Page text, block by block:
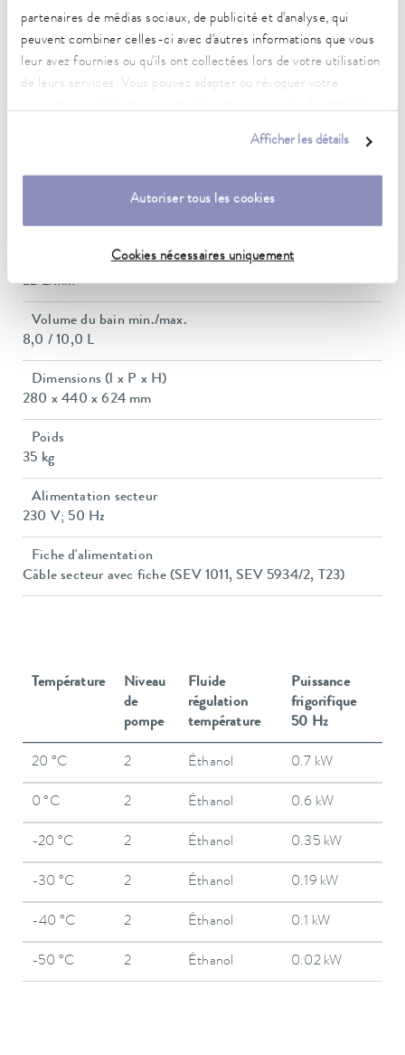
partenaires de médias sociaux, de publicité et d'analyse, qui
peuvent combiner celles-ci avec d'autres informations que vous
leur avez fournies ou qu'ils ont collectées lors de votre utilisation
de leurs services. Vous pouvez adapter ou révoquer votre
Afficher les détails
Autoriser tous les cookies
Cookies nécessaires uniquement
2 kW
Puissance absorbée max.
Pression de refoulement max.
0,6 bar
Pompe Débit max. (pression)
22 L/min
Volume du bain min./max.
8,0 / 10,0 L
Dimensions (l x P x H)
280 x 440 x 624 mm
Poids
35 kg
Alimentation secteur
230 V; 50 Hz
Fiche d'alimentation
Câble secteur avec fiche (SEV 1011, SEV 5934/2, T23)
Température
Niveau
de
pompe
Fluide
régulation
température
Puissance
frigorifique
50 Hz
20 °C 2 Éthanol 0.7 kW
0 °C 2 Éthanol 0.6 kW
-20 °C 2 Éthanol 0.35 kW
-30 °C 2 Éthanol 0.19 kW
-40 °C 2 Éthanol 0.1 kW
-50 °C 2 Éthanol 0.02 kW